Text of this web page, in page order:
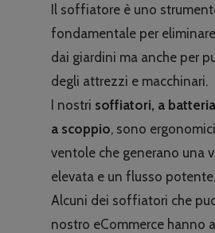
Il soffiatore è uno
fondamentale per
dai giardini ma anche per
degli attrezzi e macchinari.
I nostri soffiatori, a
a scoppio, sono
ventole che generano una
elevata e un flusso potente.
Alcuni dei soffiatori che
nostro eCommerce hanno